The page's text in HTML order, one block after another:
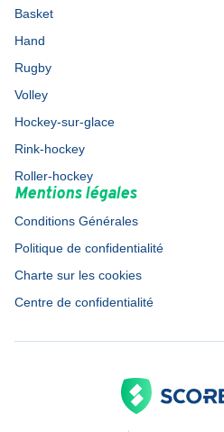
Basket
Hand
Rugby
Volley
Hockey-sur-glace
Rink-hockey
Roller-hockey
Mentions légales
Conditions Générales
Politique de confidentialité
Charte sur les cookies
Centre de confidentialité